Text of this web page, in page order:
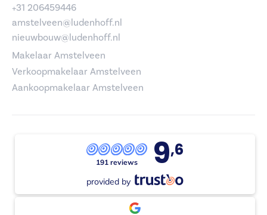
+31 206459446
amstelveen@ludenhoff.nl
nieuwbouw@ludenhoff.nl
Makelaar Amstelveen
Verkoopmakelaar Amstelveen
Aankoopmakelaar Amstelveen
191 reviews 9,6
provided by